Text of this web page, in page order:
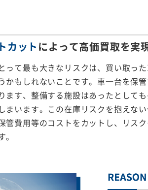
カットによって高価買取を実
って最も大きなリスクは、買い取った
かもしれないことです。車一台を保
ます、整備する施設はあったとして
まいます。この在庫リスクを抱えな
管費用等のコストをカットし、リス